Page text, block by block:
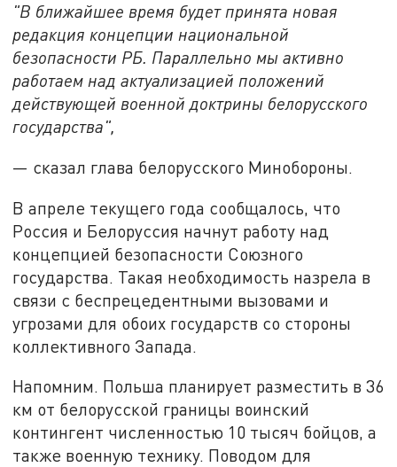
"В ближайшее время будет принята новая
редакция концепции национальной
безопасности РБ. Параллельно мы активно
работаем над актуализацией положений
действующей военной доктрины белорусского
государства",
— сказал глава белорусского Минобороны.
В апреле текущего года сообщалось, что
Россия и Белоруссия начнут работу над
концепцией безопасности Союзного
государства. Такая необходимость назрела в
связи с беспрецедентными вызовами и
угрозами для обоих государств со стороны
коллективного Запада.
Напомним. Польша планирует разместить в 36
км от белорусской границы воинский
контингент численностью 10 тысяч бойцов, а
также военную технику. Поводом для